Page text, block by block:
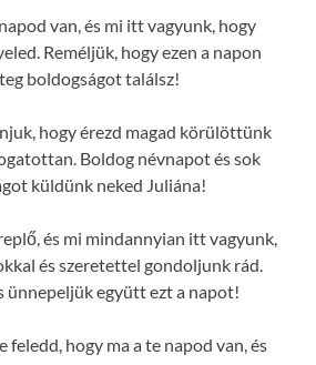
van, és mi itt vagyunk, hogy
Reméljük, hogy ezen a napon
boldogságot találsz!
hogy érezd magad körülöttünk
Boldog névnapot és sok
küldünk neked Juliána!
és mi mindannyian itt vagyunk,
és szeretettel gondoljunk rád.
ünnepeljük együtt ezt a napot!
feledd, hogy ma a te napod van, és